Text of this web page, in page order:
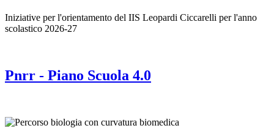
Iniziative per l'orientamento del IIS Leopardi Ciccarelli per l'anno
scolastico 2026-27
Pnrr - Piano Scuola 4.0